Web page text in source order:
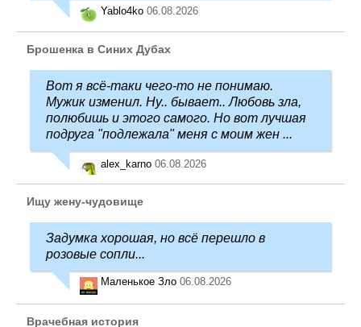
Yablo4ko 06.08.2026
Брошенка в Синих Дубах
Вот я всё-таки чего-то не понимаю.
Мужик изменил. Ну.. бывает.. Любовь зла,
полюбишь и этого самого. Но вот лучшая
подруга "подлежала" меня с моим жен ...
alex_karno 06.08.2026
Ищу жену-чудовище
Задумка хорошая, но всё перешло в
розовые сопли...
Маленькое Зло 06.08.2026
Врачебная история